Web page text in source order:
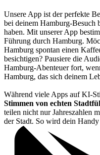
Unsere App ist der perfekte
bei deinem Hamburg-Besuch
haben. Mit unserer App
Führung durch Hamburg.
Hamburg spontan einen
besichtigen? Pausiere die
Hamburg-Abenteuer fort,
Hamburg, das sich deinem
Während viele Apps auf KI-
Stimmen von echten
teilen nicht nur Jahreszahlen
der Stadt. So wird dein